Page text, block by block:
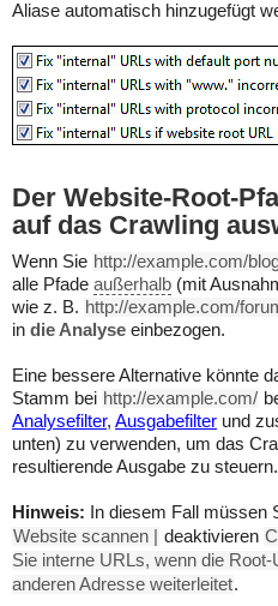
Aliase automatisch hinzugefügt
Der Website-Root-
auf das Crawling
Wenn Sie http://example.com/
alle Pfade außerhalb (mit
wie z. B. http://example.com/
in die Analyse einbezogen.
Eine bessere Alternative könnte
Stamm bei http://example.com/
Analysefilter, Ausgabefilter und
unten) zu verwenden, um das
resultierende Ausgabe zu steuern.
Hinweis: In diesem Fall müssen
Website scannen |
deaktivieren
Sie interne URLs, wenn die
anderen Adresse weiterleitet.